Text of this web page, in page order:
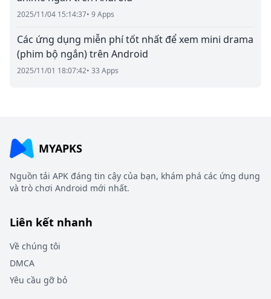
2025/11/04 15:14:37• 9 Apps
Các ứng dụng miễn phí tốt nhất để xem mini drama
(phim bộ ngắn) trên Android
2025/11/01 18:07:42• 33 Apps
MYAPKS
Nguồn tải APK đáng tin cậy của bạn, khám phá các ứng dụng
và trò chơi Android mới nhất.
Liên kết nhanh
Về chúng tôi
DMCA
Yêu cầu gỡ bỏ